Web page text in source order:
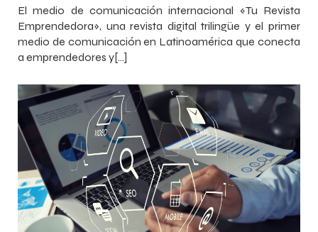
El medio de comunicación internacional «Tu Revista
Emprendedora», una revista digital trilingüe y el primer
medio de comunicación en Latinoamérica que conecta
a emprendedores y[…]